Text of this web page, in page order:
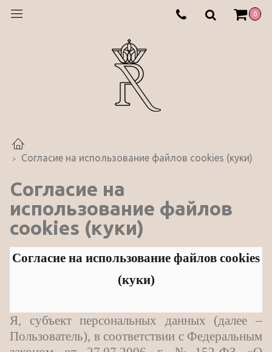
0
Согласие на использование файлов cookies (куки)
Согласие на
использование файлов
cookies (куки)
Согласие на использование файлов cookies
(куки)
Я, субъект персональных данных (далее –
Пользователь), в соответствии с Федеральным